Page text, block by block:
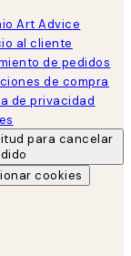
Art Advice
al cliente
de pedidos
de compra
de privacidad
para cancelar
cookies